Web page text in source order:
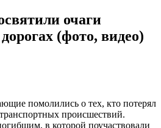
очаги
(фото, видео)
помолились о тех, кто потерял
происшествий.
в которой поучаствовали